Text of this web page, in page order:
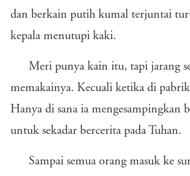
dan berkain putih kumal terjuntai
kepala menutupi kaki.
Meri punya kain itu, tapi jarang
memakainya. Kecuali ketika di
Hanya di sana ia mengesampingkan
untuk sekadar bercerita pada Tuhan.
Sampai semua orang masuk ke